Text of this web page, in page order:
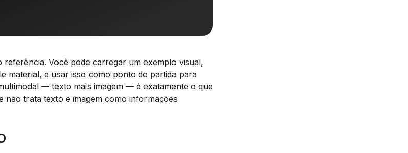
Você pode carregar um exemplo visual,
material, e usar isso como ponto de partida para
— texto mais imagem — é exatamente o que
não trata texto e imagem como informações